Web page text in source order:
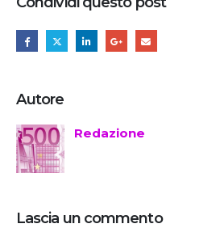
Autore
Redazione
Lascia un commento